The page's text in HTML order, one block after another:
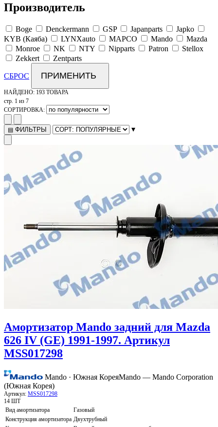
Производитель
Boge Denckermann GSP Japanparts
Japko
KYB (Каяба)
LYNXauto MAPCO Mando
Mazda
Monroe
NK NTY Nipparts Patron
Stellox
Zekkert
Zentparts
СБРОС ПРИМЕНИТЬ
НАЙДЕНО: 193 ТОВАРА
стр. 1 из 7
СОРТИРОВКА:
▤ ФИЛЬТРЫ ▾
Амортизатор Mando задний для Mazda
626 IV (GE) 1991-1997. Артикул
MSS017298
Mando · Южная КореяMando — Mando Corporation
(Южная Корея)
Артикул: MSS017298
14 ШТ
Вид амортизатора
Газовый
Конструкция амортизатора Двухтрубный